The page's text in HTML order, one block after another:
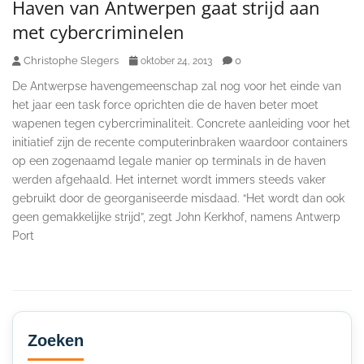
Haven van Antwerpen gaat strijd aan
met cybercriminelen
Christophe Slegers oktober 24, 2013 0
De Antwerpse havengemeenschap zal nog voor het einde van
het jaar een task force oprichten die de haven beter moet
wapenen tegen cybercriminaliteit. Concrete aanleiding voor het
initiatief zijn de recente computerinbraken waardoor containers
op een zogenaamd legale manier op terminals in de haven
werden afgehaald. Het internet wordt immers steeds vaker
gebruikt door de georganiseerde misdaad. “Het wordt dan ook
geen gemakkelijke strijd”, zegt John Kerkhof, namens Antwerp
Port
Secondary
Sidebar
Zoeken